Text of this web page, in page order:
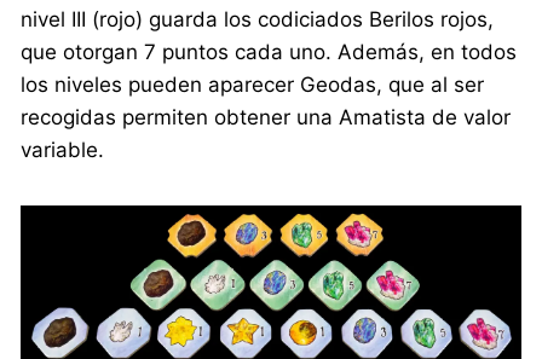
nivel III (rojo) guarda los codiciados Berilos rojos,
que otorgan 7 puntos cada uno. Además, en todos
los niveles pueden aparecer Geodas, que al ser
recogidas permiten obtener una Amatista de valor
variable.